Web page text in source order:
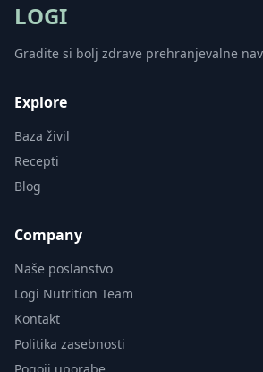
LOGI
Gradite si bolj zdrave prehranjevalne
Explore
Baza živil
Recepti
Blog
Company
Naše poslanstvo
Logi Nutrition Team
Kontakt
Politika zasebnosti